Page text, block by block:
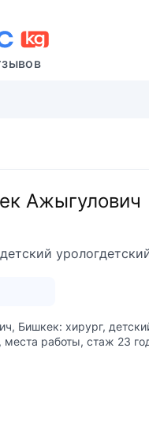
Ажыгулович
детский уролог
Бишкек: хирург,
места работы, стаж 23